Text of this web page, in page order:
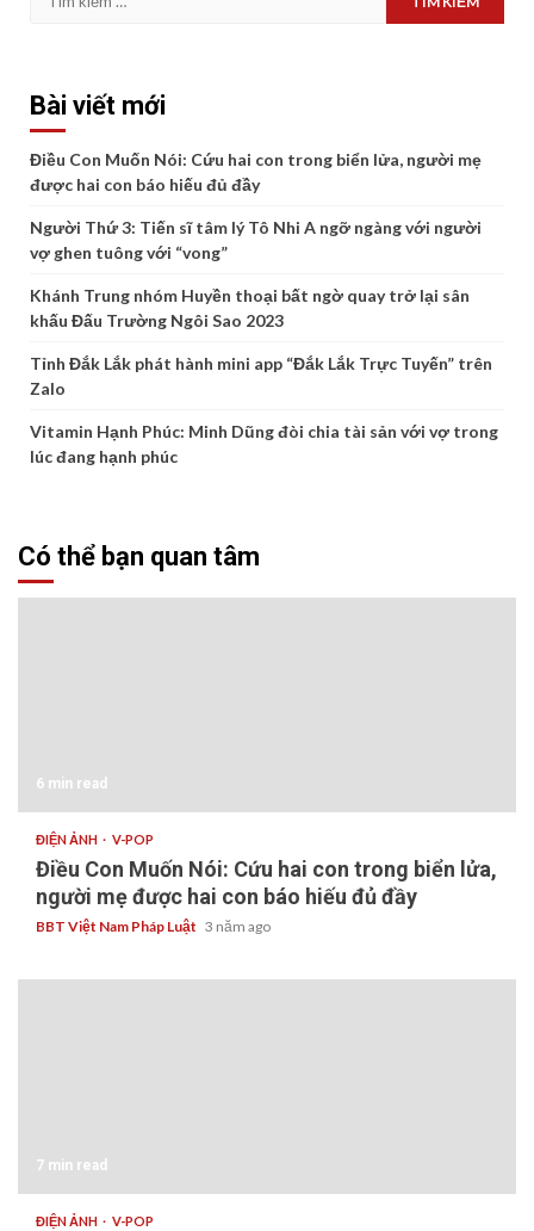
Bài viết mới
Điều Con Muốn Nói: Cứu hai con trong biển lửa, người mẹ
được hai con báo hiếu đủ đầy
Người Thứ 3: Tiến sĩ tâm lý Tô Nhi A ngỡ ngàng với người
vợ ghen tuông với “vong”
Khánh Trung nhóm Huyền thoại bất ngờ quay trở lại sân
khấu Đấu Trường Ngôi Sao 2023
Tỉnh Đắk Lắk phát hành mini app “Đắk Lắk Trực Tuyến” trên
Zalo
Vitamin Hạnh Phúc: Minh Dũng đòi chia tài sản với vợ trong
lúc đang hạnh phúc
Có thể bạn quan tâm
6 min read
ĐIỆN ẢNH V-POP
Điều Con Muốn Nói: Cứu hai con trong biển lửa,
người mẹ được hai con báo hiếu đủ đầy
BBT Việt Nam Pháp Luật 3 năm ago
7 min read
ĐIỆN ẢNH V-POP